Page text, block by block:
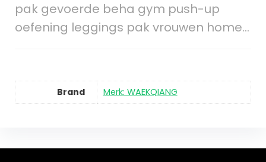
pak gevoerde beha gym push-up
oefening leggings pak vrouwen home…
Brand Merk: WAEKQIANG